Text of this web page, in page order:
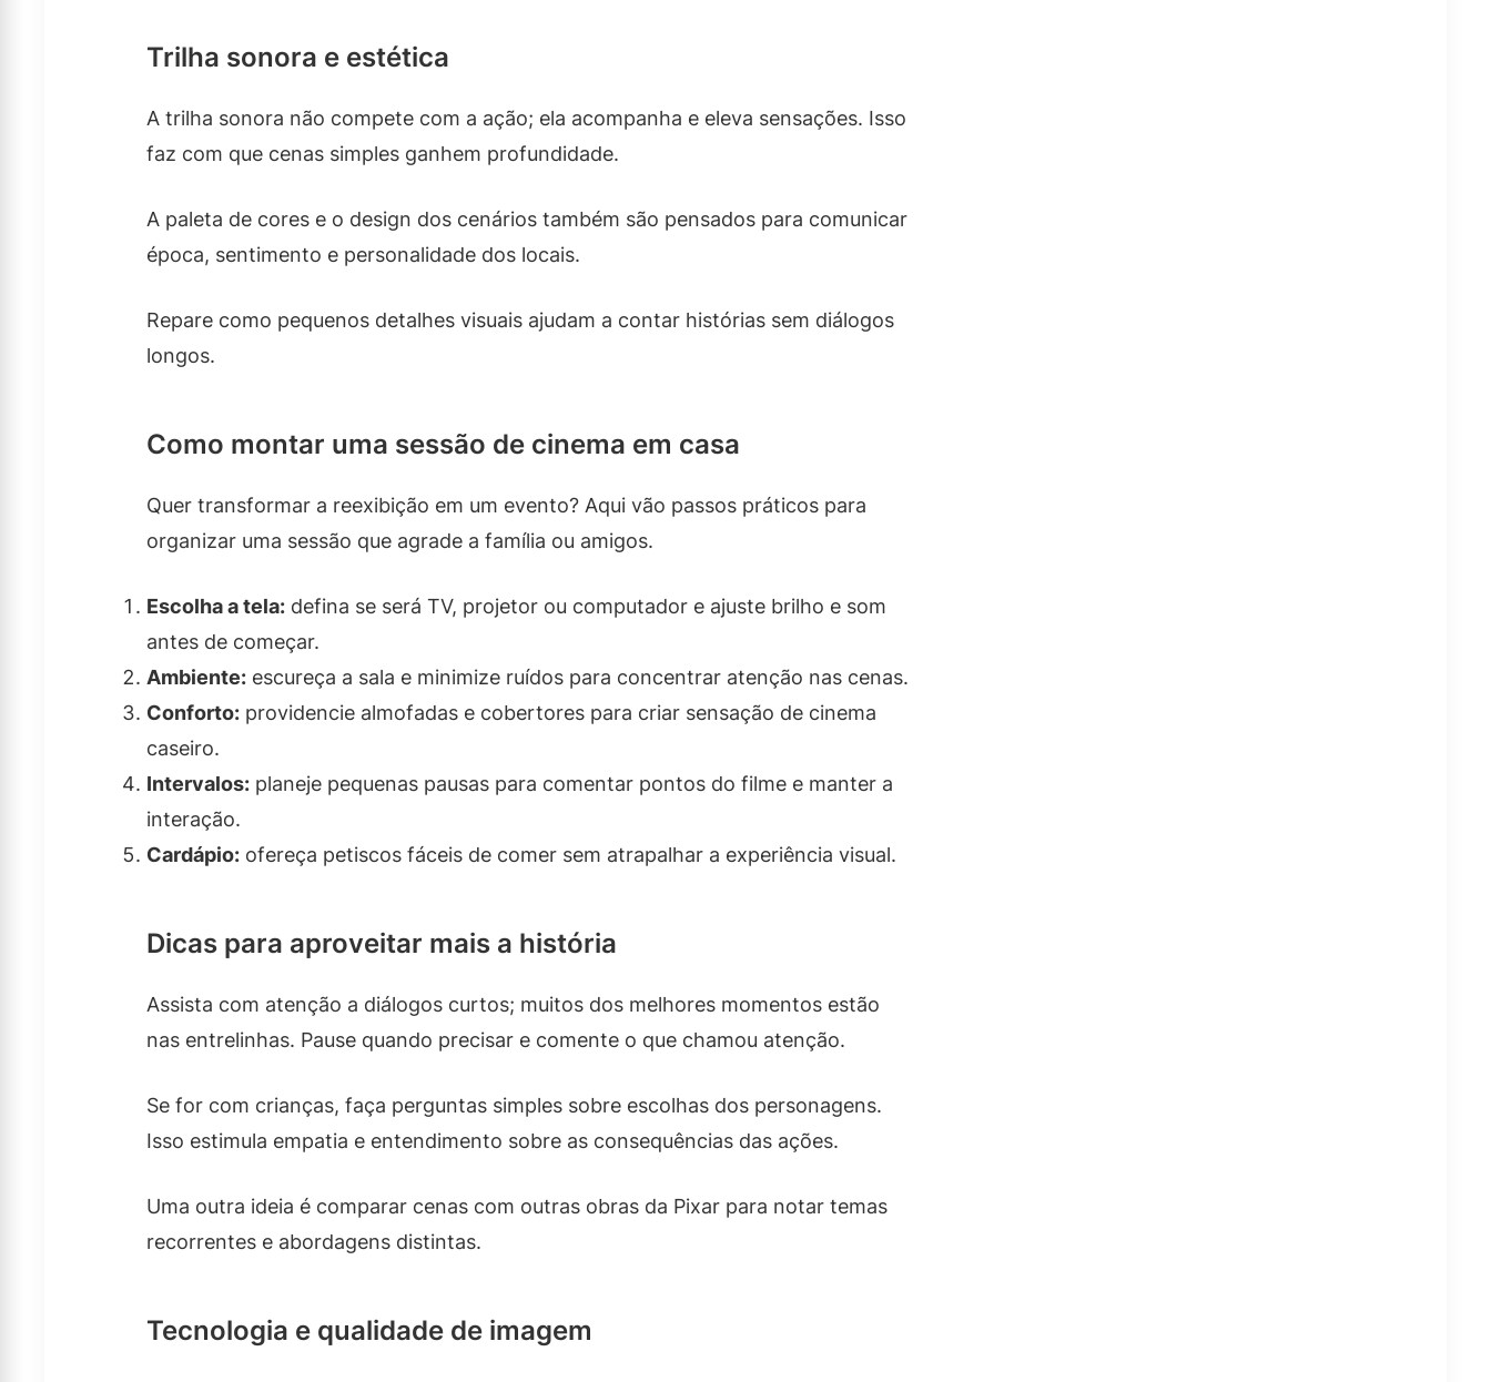
Trilha sonora e estética
A trilha sonora não compete com a ação; ela acompanha e eleva sensações. Isso
faz com que cenas simples ganhem profundidade.
A paleta de cores e o design dos cenários também são pensados para comunicar
época, sentimento e personalidade dos locais.
Repare como pequenos detalhes visuais ajudam a contar histórias sem diálogos
longos.
Como montar uma sessão de cinema em casa
Quer transformar a reexibição em um evento? Aqui vão passos práticos para
organizar uma sessão que agrade a família ou amigos.
Escolha a tela: defina se será TV, projetor ou computador e ajuste brilho e som
antes de começar.
Ambiente: escureça a sala e minimize ruídos para concentrar atenção nas cenas.
Conforto: providencie almofadas e cobertores para criar sensação de cinema
caseiro.
Intervalos: planeje pequenas pausas para comentar pontos do filme e manter a
interação.
Cardápio: ofereça petiscos fáceis de comer sem atrapalhar a experiência visual.
Dicas para aproveitar mais a história
Assista com atenção a diálogos curtos; muitos dos melhores momentos estão
nas entrelinhas. Pause quando precisar e comente o que chamou atenção.
Se for com crianças, faça perguntas simples sobre escolhas dos personagens.
Isso estimula empatia e entendimento sobre as consequências das ações.
Uma outra ideia é comparar cenas com outras obras da Pixar para notar temas
recorrentes e abordagens distintas.
Tecnologia e qualidade de imagem